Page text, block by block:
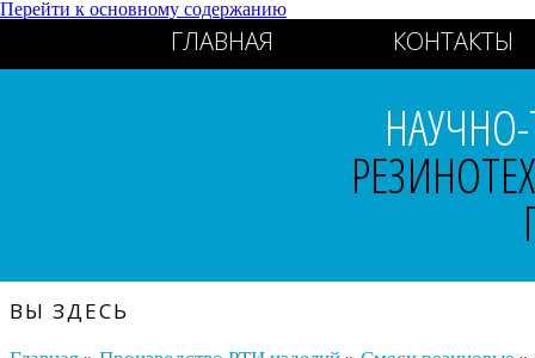
Перейти к основному содержанию
ГЛАВНАЯ КОНТАКТЫ
ВЫ ЗДЕСЬ